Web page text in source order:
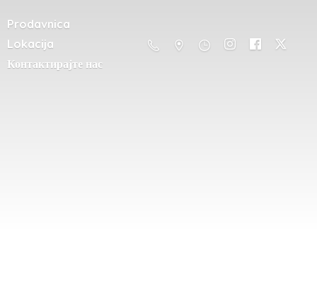
Prodavnica
Lokacija
Контактирајте нас